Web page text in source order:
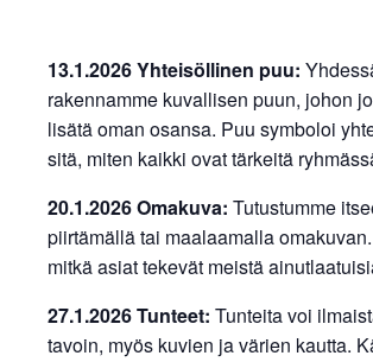
13.1.2026 Yhteisöllinen puu:
rakennamme kuvallisen puun, johon
lisätä oman osansa. Puu symboloi
sitä, miten kaikki ovat tärkeitä
20.1.2026 Omakuva: Tutustumme
piirtämällä tai maalaamalla
mitkä asiat tekevät meistä
27.1.2026 Tunteet: Tunteita voi
tavoin, myös kuvien ja värien kautta.